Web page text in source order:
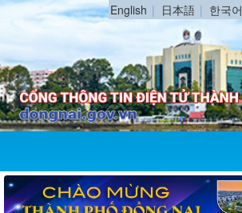
English 日本語 한국어